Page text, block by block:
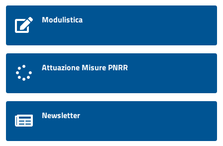
Modulistica
Attuazione Misure PNRR
Newsletter